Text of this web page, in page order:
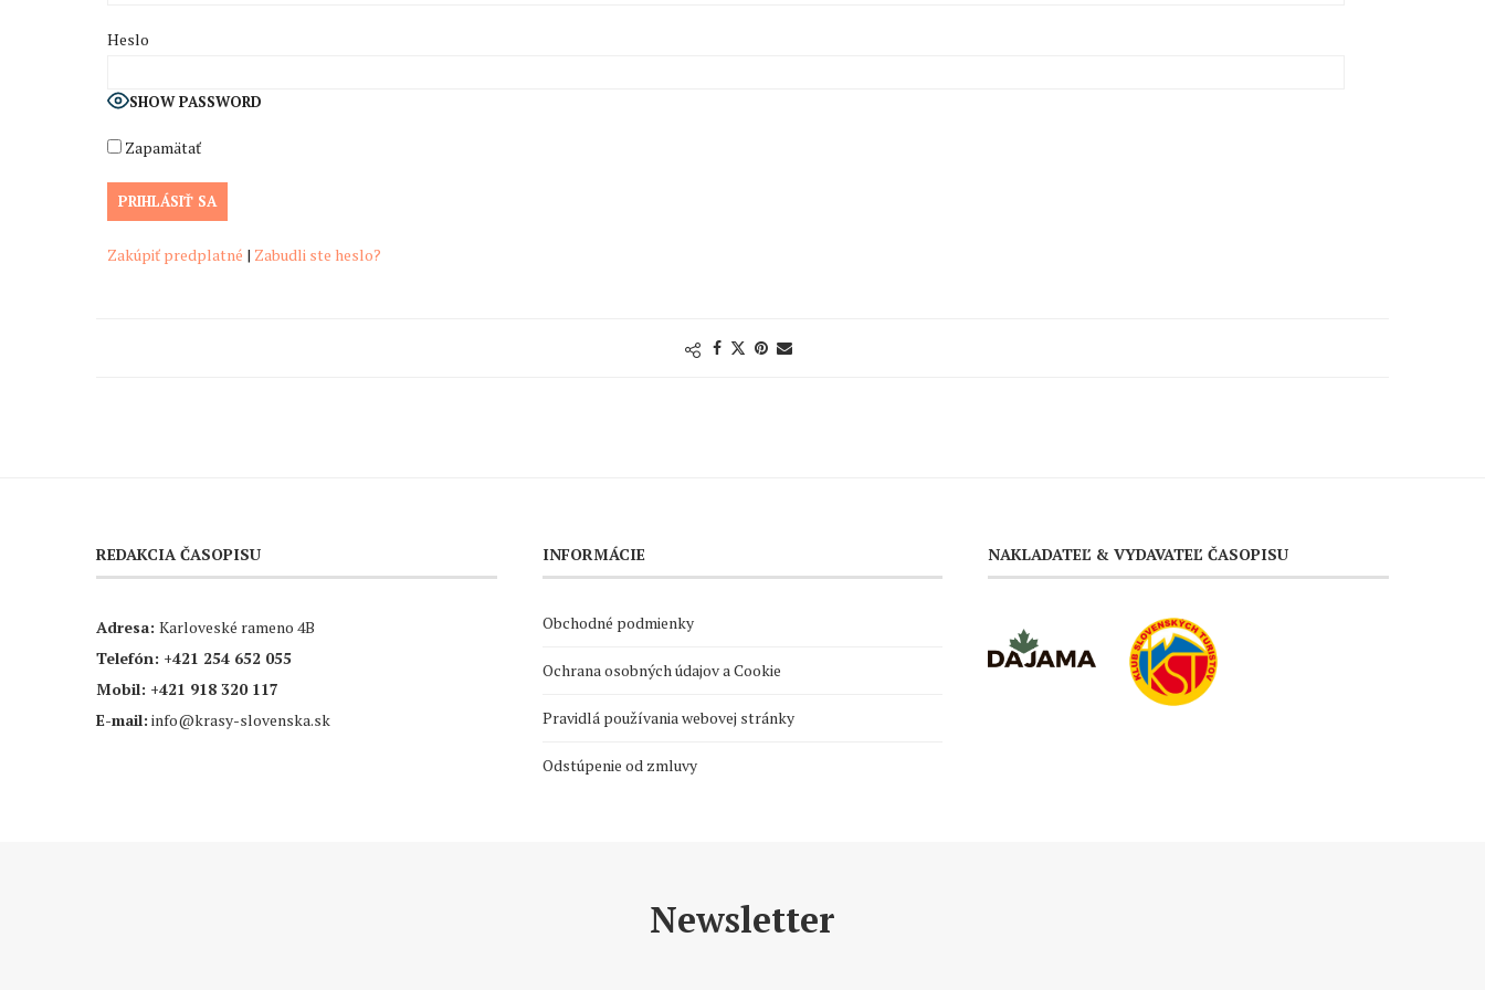
Heslo
SHOW PASSWORD
Zapamätať
Zakúpiť predplatné | Zabudli ste heslo?
REDAKCIA ČASOPISU
Adresa: Karloveské rameno 4B
Telefón: +421 254 652 055
Mobil: +421 918 320 117
E-mail: info@krasy-slovenska.sk
INFORMÁCIE
Obchodné podmienky
Ochrana osobných údajov a Cookie
Pravidlá používania webovej stránky
Odstúpenie od zmluvy
NAKLADATEĽ & VYDAVATEĽ ČASOPISU
Newsletter